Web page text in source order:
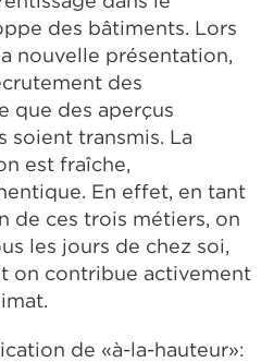
des bâtiments. Lors
nouvelle présentation,
des
que des aperçus
soient transmis. La
est fraîche,
En effet, en tant
de ces trois métiers, on
les jours de chez soi,
on contribue activement
de «à-la-hauteur»: